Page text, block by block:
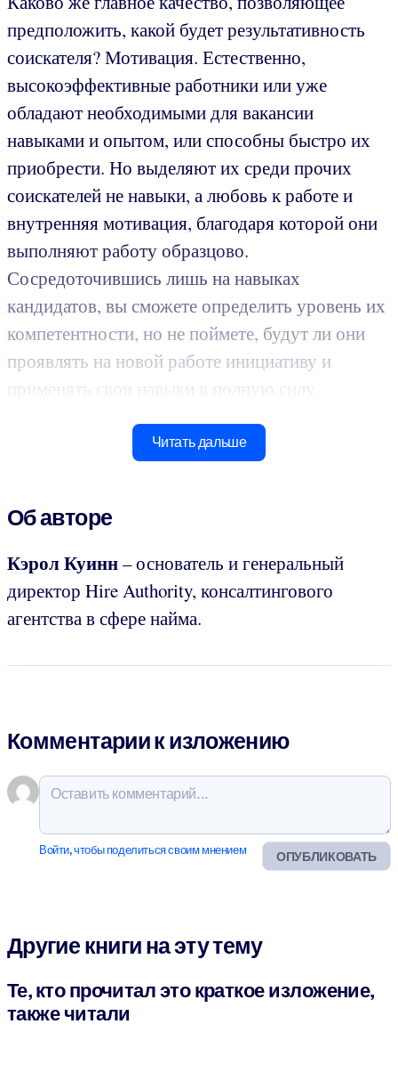
предположить, какой будет результативность
соискателя? Мотивация. Естественно,
высокоэффективные работники или уже
обладают необходимыми для вакансии
навыками и опытом, или способны быстро их
приобрести. Но выделяют их среди прочих
соискателей не навыки, а любовь к работе и
внутренняя мотивация, благодаря которой они
выполняют работу образцово.
Сосредоточившись лишь на навыках
кандидатов, вы сможете определить уровень их
компетентности, но не поймете, будут ли они
проявлять на новой работе инициативу и
Читать дальше
Об авторе
Кэрол Куинн– основатель и генеральный
директор Hire Authority, консалтингового
агентства в сфере найма.
Комментарии к изложению
ОПУБЛИКОВАТЬ
Войти, чтобы поделиться своим мнением
Другие книги на эту тему
Те, кто прочитал это краткое изложение,
также читали